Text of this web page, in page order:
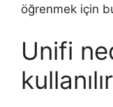
öğrenmek için
Unifi